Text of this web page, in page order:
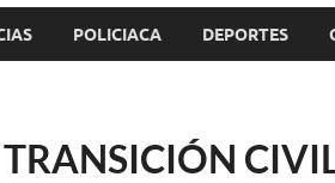
POLICIACA DEPORTES